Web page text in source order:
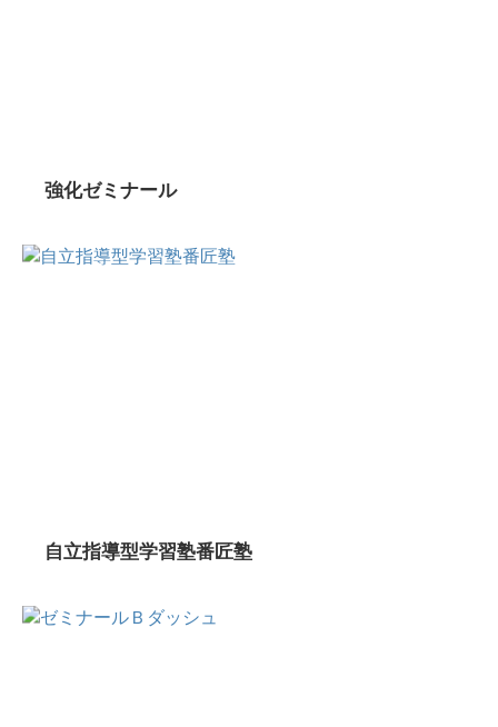
強化ゼミナール
自立指導型学習塾番匠塾